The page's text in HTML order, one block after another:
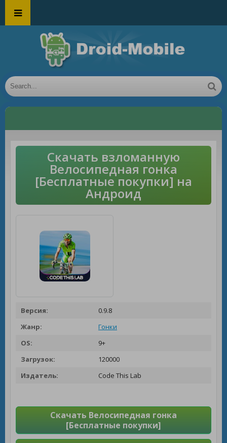
Скачать взломанную
Велосипедная гонка
[Бесплатные покупки] на
Андроид
Версия:
0.9.8
Жанр:
Гонки
OS:
9+
Загрузок:
120000
Издатель:
Code This Lab
Скачать Велосипедная гонка
[Бесплатные покупки]